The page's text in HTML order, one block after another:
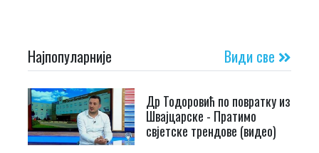
Најпопуларније Види све
Др Тодоровић по повратку из
Швајцарске - Пратимо
свјетске трендове (видео)